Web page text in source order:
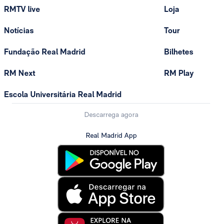
RMTV live
Notícias
Fundação Real Madrid
RM Next
Escola Universitária Real Madrid
Loja
Tour
Bilhetes
RM Play
Descarrega agora
Real Madrid App